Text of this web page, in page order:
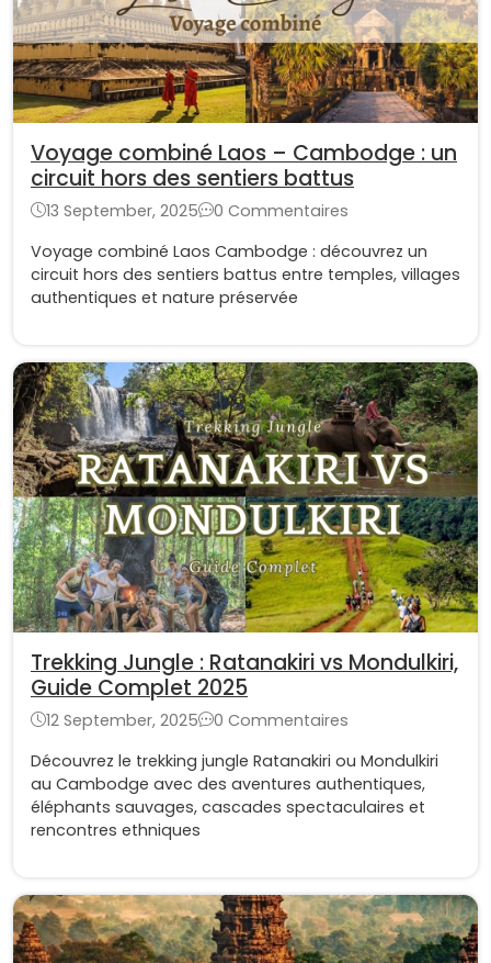
Voyage combiné Laos – Cambodge : un
circuit hors des sentiers battus
13 September, 2025
0 Commentaires
Voyage combiné Laos Cambodge : découvrez un
circuit hors des sentiers battus entre temples, villages
authentiques et nature préservée
Trekking Jungle : Ratanakiri vs Mondulkiri,
Guide Complet 2025
12 September, 2025
0 Commentaires
Découvrez le trekking jungle Ratanakiri ou Mondulkiri
au Cambodge avec des aventures authentiques,
éléphants sauvages, cascades spectaculaires et
rencontres ethniques